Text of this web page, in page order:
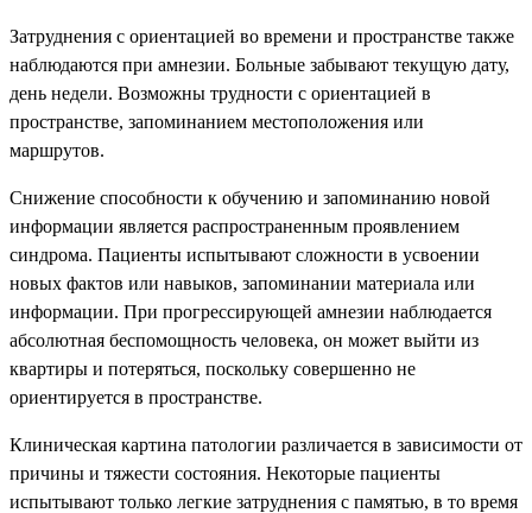
Затруднения с ориентацией во времени и пространстве также
наблюдаются при амнезии. Больные забывают текущую дату,
день недели. Возможны трудности с ориентацией в
пространстве, запоминанием местоположения или
маршрутов.
Снижение способности к обучению и запоминанию новой
информации является распространенным проявлением
синдрома. Пациенты испытывают сложности в усвоении
новых фактов или навыков, запоминании материала или
информации. При прогрессирующей амнезии наблюдается
абсолютная беспомощность человека, он может выйти из
квартиры и потеряться, поскольку совершенно не
ориентируется в пространстве.
Клиническая картина патологии различается в зависимости от
причины и тяжести состояния. Некоторые пациенты
испытывают только легкие затруднения с памятью, в то время